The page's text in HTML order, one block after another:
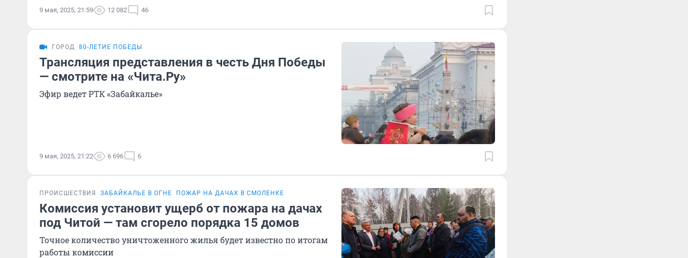
9 мая, 2025, 21:59 12 082 46
ГОРОД 80-ЛЕТИЕ ПОБЕДЫ
Трансляция представления в честь Дня Победы
— смотрите на «Чита.Ру»
Эфир ведет РТК «Забайкалье»
9 мая, 2025, 21:22 6 696 6
ПРОИСШЕСТВИЯ ЗАБАЙКАЛЬЕ В ОГНЕ ПОЖАР НА ДАЧАХ В СМОЛЕНКЕ
Комиссия установит ущерб от пожара на дачах
под Читой — там сгорело порядка 15 домов
Точное количество уничтоженного жилья будет известно по итогам
работы комиссии